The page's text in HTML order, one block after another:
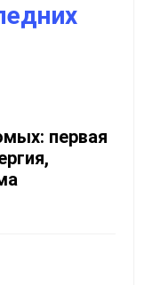
первая